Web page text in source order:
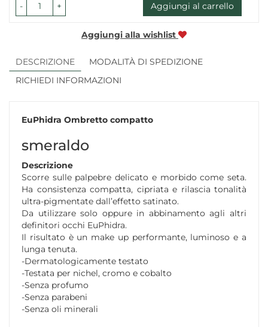
- + Aggiungi al carrello
Aggiungi alla wishlist
DESCRIZIONE
MODALITÀ DI SPEDIZIONE
RICHIEDI INFORMAZIONI
EuPhidra Ombretto compatto
smeraldo
Descrizione
Scorre sulle palpebre delicato e morbido come seta.
Ha consistenza compatta, cipriata e rilascia tonalità
ultra-pigmentate dall’effetto satinato.
Da utilizzare solo oppure in abbinamento agli altri
definitori occhi EuPhidra.
Il risultato è un make up performante, luminoso e a
lunga tenuta.
-Dermatologicamente testato
-Testata per nichel, cromo e cobalto
-Senza profumo
-Senza parabeni
-Senza oli minerali